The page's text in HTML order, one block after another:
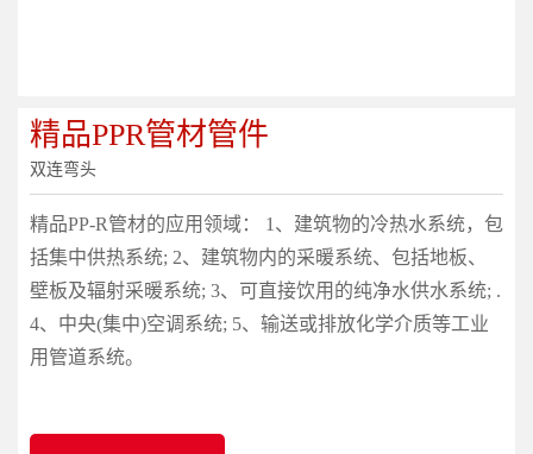
精品PPR管材管件
双连弯头
精品PP-R管材的应用领域： 1、建筑物的冷热水系统，包
括集中供热系统; 2、建筑物内的采暖系统、包括地板、
壁板及辐射采暖系统; 3、可直接饮用的纯净水供水系统; .
4、中央(集中)空调系统; 5、输送或排放化学介质等工业
用管道系统。